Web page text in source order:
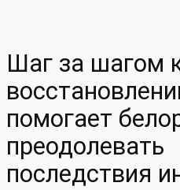
Шаг за шагом
помогает
преодолевать
последствия